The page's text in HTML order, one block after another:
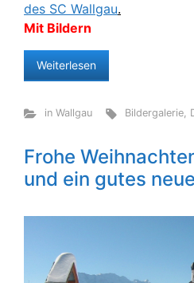
des SC Wallgau.
Mit Bildern
Weiterlesen
in Wallgau Bildergalerie,
Frohe
und ein gutes